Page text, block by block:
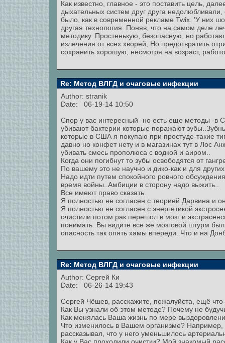
Как известно, главное - это поставить цель,
дыхательных систем друг друга
было, как в современной рекламе Twix. 'У них
другая технология. Поняв, что на самом деле
методику. Простенькую, безопасную, но
излечения от всех хворей, Но предотвратить
сохранить хорошую, несмотря на возраст,
Re: Метод ВЛГД и очаговые инфекции
Author: stranik
Date: 06-19-14 10:50
Спор у вас интересный -но есть еще методы -в
убивают бактерии которые поражают
которые в США я покупаю при простуде-такие
давно но конфет нету и в магазинах тут в Лос
убивать смесь прополюса с водкой и аиром..
Когда они погибнут то зубы освободятся от
По вашему это не научно и дико-как и для
Надо идти путем спокойного ровного
время войны..Амбиции в сторону надо выжить..
Все имеют право сказать.
Я полностью не согласен с теорией Дарвина и
Я полностью не согласен с энергетикой
очистили потом рак перешол в мозг и
понимать..Вы видите все же мозговой штурм
опасность так опять хамы впереди..Что и на
Re: Метод ВЛГД и очаговые инфекции
Author: Сергей Ки
Date: 06-26-14 19:43
Сергей Чёшев, расскажите, пожалуйста, ещё
Как Вы узнали об этом методе? Почему не
Как менялась Ваша жизнь по мере
Что изменилось в Вашем организме? Например,
рассказывал, что у него уменьшилось